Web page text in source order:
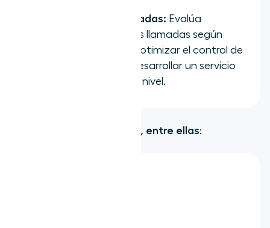
Calificación de llamadas: Evalúa
automáticamente las llamadas según
criterios clave para optimizar el control de
calidad y ayudar a desarrollar un servicio
consistente y de alto nivel.
, entre ellas: